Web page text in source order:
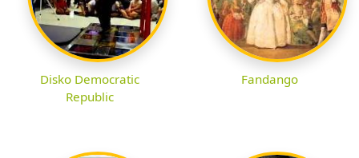
Disko Democratic
Republic
Fandango